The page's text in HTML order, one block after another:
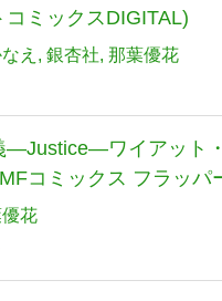
コミックスDIGITAL)
え 銀杏社 那葉優花
―Justice―ワイアット
コミックス フラッパ
花